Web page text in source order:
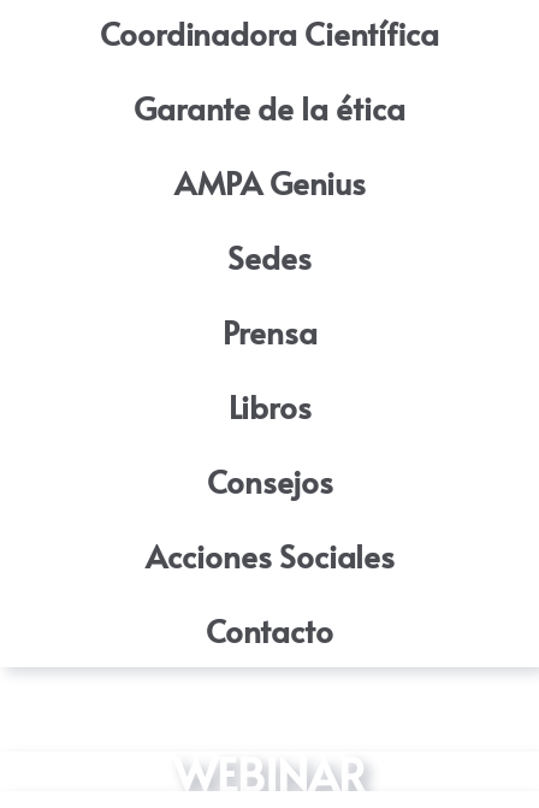
Coordinadora Científica
Garante de la ética
AMPA Genius
Sedes
Prensa
Libros
Consejos
Acciones Sociales
Contacto
WEBINAR